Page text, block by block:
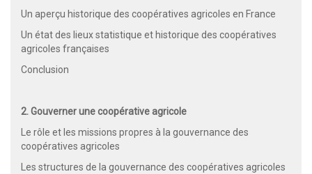
Un aperçu historique des coopératives agricoles en France
Un état des lieux statistique et historique des coopératives
agricoles françaises
Conclusion
2. Gouverner une coopérative agricole
Le rôle et les missions propres à la gouvernance des
coopératives agricoles
Les structures de la gouvernance des coopératives agricoles